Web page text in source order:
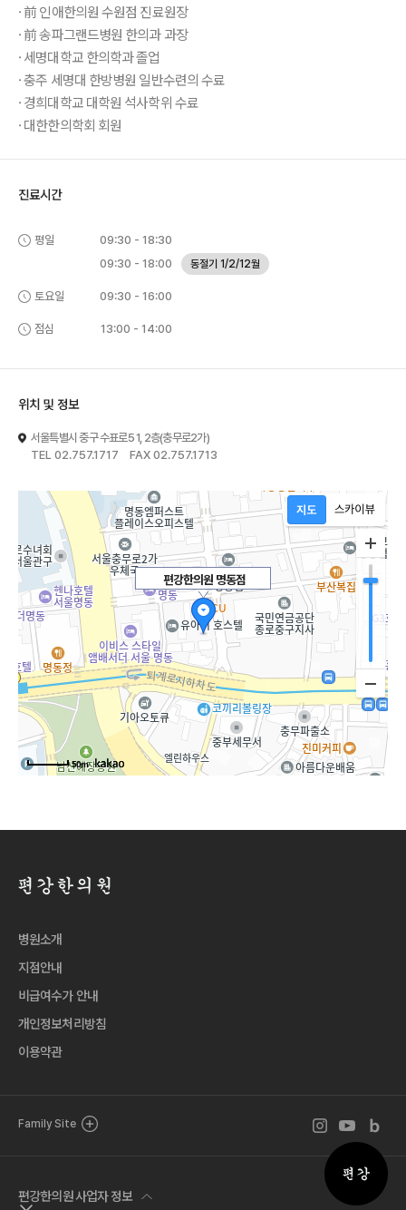
· 前 인애한의원 수원점 진료원장
· 前 송파그랜드병원 한의과 과장
· 세명대학교 한의학과 졸업
· 충주 세명대 한방병원 일반수련의 수료
· 경희대학교 대학원 석사학위 수료
· 대한한의학회 회원
진료시간
평일
09:30 - 18:30
09:30 - 18:00
동절기 1/2/12월
토요일 09:30 - 16:00
점심 13:00 - 14:00
위치 및 정보
서울특별시 중구 수표로5 1, 2층(충무로2가)
TEL 02.757.1717 FAX 02.757.1713
편강한의원 명동점
50m
퀵메뉴
병원소개
지점안내
비급여수가 안내
개인정보처리방침
이용약관
Family Site 인스타그램 바로
유튜브 바로
블로그
편강한의원 사업자 정보